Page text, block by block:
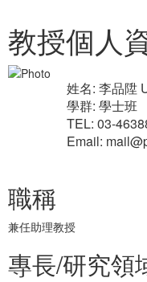
教授個人
姓名: 李品陞
學群: 學士班
TEL: 03-
Email:
職稱
兼任助理教授
專長/研究領